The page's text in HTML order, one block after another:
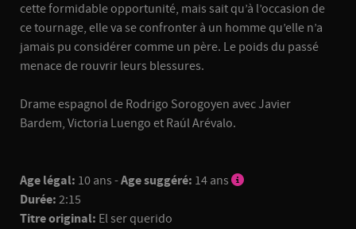
cette formidable opportunité, mais sait qu’à l’occasion de
ce tournage, elle va se confronter à un homme qu’elle n’a
jamais pu considérer comme un père. Le poids du passé
menace de rouvrir leurs blessures.
Drame espagnol de Rodrigo Sorogoyen avec Javier
Bardem, Victoria Luengo et Raúl Arévalo.
Age légal: 10 ans -Age suggéré: 14 ans
Durée: 2:15
Titre original: El ser querido